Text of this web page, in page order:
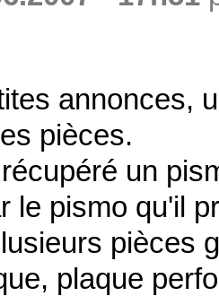
annonces,
pièces.
un
le pismo qu'il
pièces
plaque